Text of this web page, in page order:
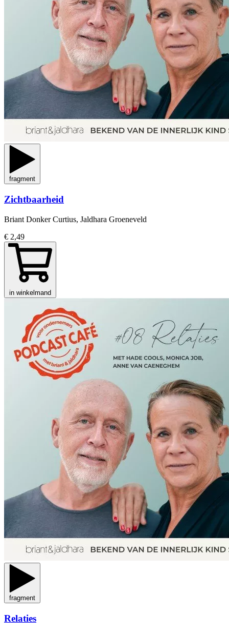
fragment
Zichtbaarheid
Briant Donker Curtius, Jaldhara Groeneveld
€ 2,49
in winkelmand
fragment
Relaties